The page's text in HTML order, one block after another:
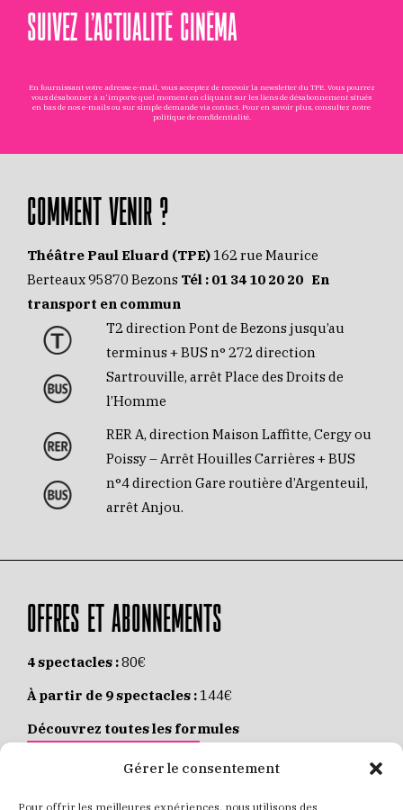
Gérer le consentement
Pour offrir les meilleures expériences, nous utilisons des
SUIVEZ L’ACTUALITÉ CINÉMA
En fournissant votre adresse e-mail, vous acceptez de recevoir la newsletter du TPE. Vous pourrez
vous désabonner à n'importe quel moment en cliquant sur les liens de désabonnement situés
en bas de nos e-mails ou sur simple demande via contact. Pour en savoir plus, consultez notre
politique de confidentialité.
COMMENT VENIR ?
Théâtre Paul Eluard (TPE) 162 rue Maurice
Berteaux 95870 Bezons Tél : 01 34 10 20 20 En
transport en commun
T2 direction Pont de Bezons jusqu’au
terminus + BUS n° 272 direction
Sartrouville, arrêt Place des Droits de
l’Homme
RER A, direction Maison Laffitte, Cergy ou
Poissy – Arrêt Houilles Carrières + BUS
n°4 direction Gare routière d’Argenteuil,
arrêt Anjou.
OFFRES ET ABONNEMENTS
4 spectacles :80€
À partir de 9 spectacles : 144€
Découvrez toutes les formules
JE M’ABONNE EN LIGNE